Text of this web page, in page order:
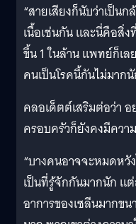
“สายเสียงก็นับว่าเป็น
เนื้อเช่นกัน และนี่คือสิ่ง
ขึ้น 1 ในล้าน แพทย์ก็เ
คนเป็นโรคนี้กันไม่มาก
คลอเด็ตต์เสริมต่อว่า
ครอบครัวก็ยังคงมีควา
“บางคนอาจจะหมดหวั
เป็นที่รู้จักกันมากนัก แ
อาการของเซลีนมากข